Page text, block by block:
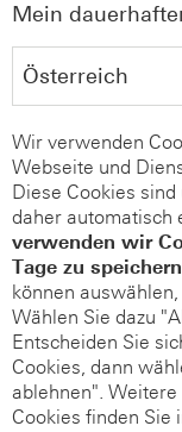
Mein
Wir verwenden
Webseite und
Diese Cookies
daher automatisch
verwenden wir
Tage zu speichern
können
Wählen Sie dazu
Entscheiden Sie
Cookies, dann
ablehnen".
Cookies finden Sie